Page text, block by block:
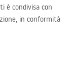
è condivisa con
in conformità